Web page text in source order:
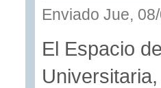
Enviado Jue,
El Espacio